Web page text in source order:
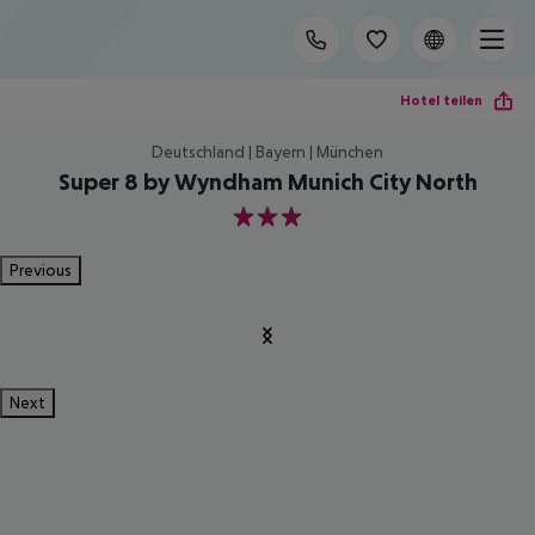
Hotel teilen
Deutschland | Bayern | München
Super 8 by Wyndham Munich City North
3
Previous
Next